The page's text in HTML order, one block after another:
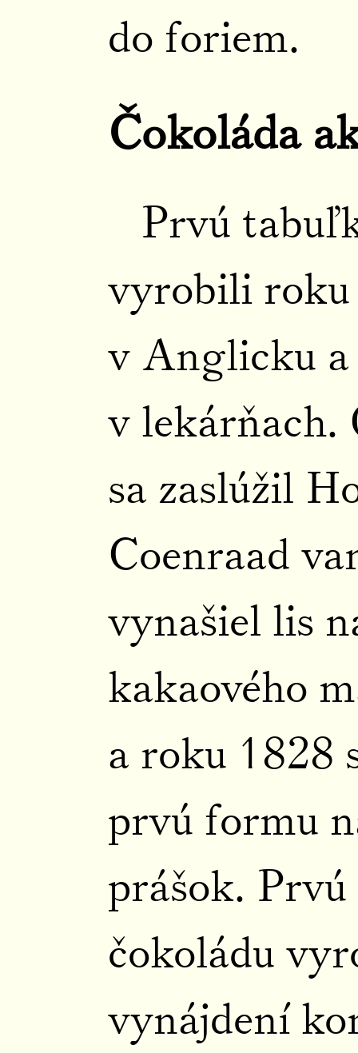
do foriem.
Čokoláda
Prvú
vyrobili
v Anglicku a
v lekárňach.
sa zaslúžil
Coenraad
vynašiel lis
kakaového
a roku 1828
prvú formu
prášok.
čokoládu
vynájdení